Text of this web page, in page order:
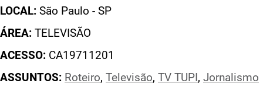
LOCAL: São Paulo - SP
ÁREA: TELEVISÃO
ACESSO: CA19711201
ASSUNTOS: Roteiro, Televisão, TV TUPI , Jornalismo